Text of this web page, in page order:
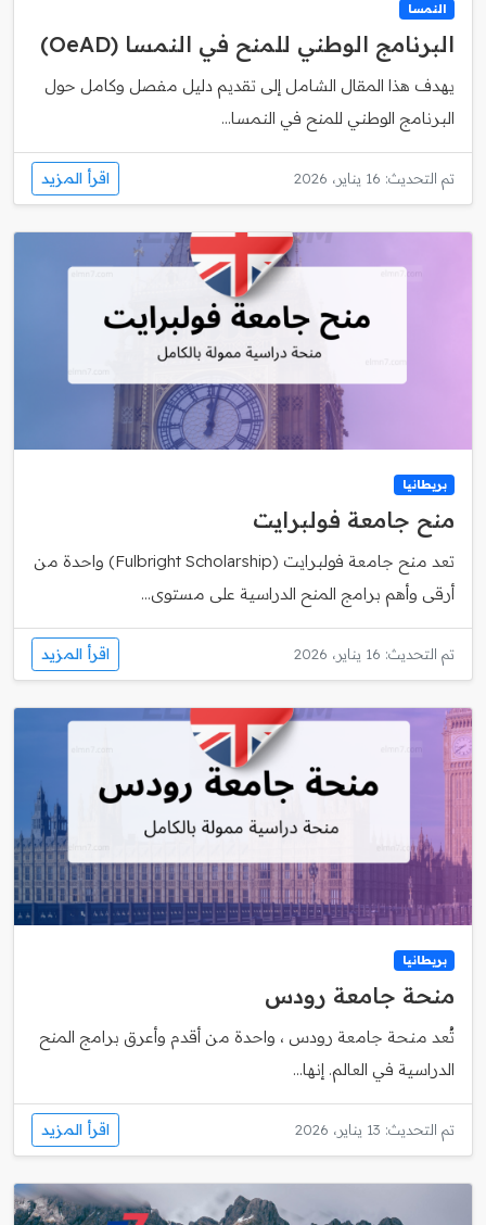
النمسا
البرنامج الوطني للمنح في النمسا (OeAD)
يهدف هذا المقال الشامل إلى تقديم دليل مفصل وكامل حول
البرنامج الوطني للمنح في النمسا...
تم التحديث: 16 يناير، 2026 اقرأ المزيد
بريطانيا
منح جامعة فولبرايت
تعد منح جامعة فولبرايت (Fulbright Scholarship) واحدة من
أرقى وأهم برامج المنح الدراسية على مستوى...
تم التحديث: 16 يناير، 2026 اقرأ المزيد
بريطانيا
منحة جامعة رودس
تُعد منحة جامعة رودس ، واحدة من أقدم وأعرق برامج المنح
الدراسية في العالم. إنها...
تم التحديث: 13 يناير، 2026 اقرأ المزيد